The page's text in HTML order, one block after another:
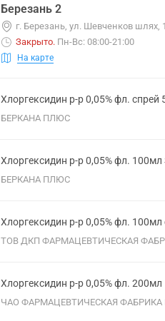
Березань 2
г. Березань, ул. Шевченков шлях,
Закрыто. Пн-Вс: 08:00-21:00
На карте
Хлоргексидин р-р 0,05% фл.
БЕРКАНА ПЛЮС
Хлоргексидин р-р 0,05% фл.
БЕРКАНА ПЛЮС
Хлоргексидин р-р 0,05% фл.
ТОВ ДКП ФАРМАЦЕВТИЧЕСКАЯ
Хлоргексидин р-р 0,05% фл. 200мл
ЧАО ФАРМАЦЕВТИЧЕСКАЯ ФАБРИКА